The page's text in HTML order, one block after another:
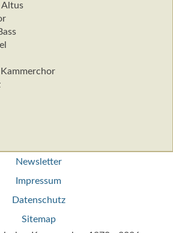
Altus
Newsletter
Impressum
Datenschutz
Sitemap